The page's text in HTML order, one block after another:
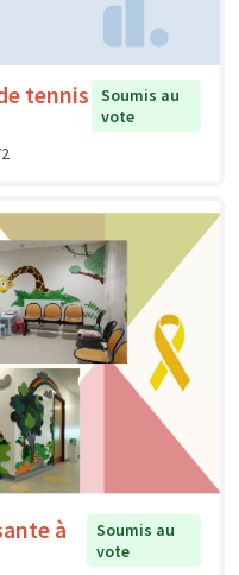
tennis
Soumis au
vote
à
Soumis au
vote